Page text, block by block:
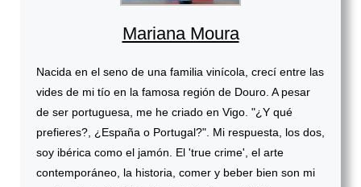
Mariana Moura
Nacida en el seno de una familia vinícola, crecí entre las
vides de mi tío en la famosa región de Douro. A pesar
de ser portuguesa, me he criado en Vigo. "¿Y qué
prefieres?, ¿España o Portugal?". Mi respuesta, los dos,
soy ibérica como el jamón. El 'true crime', el arte
contemporáneo, la historia, comer y beber bien son mi